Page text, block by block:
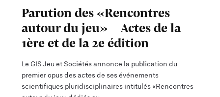
Parution des «Rencontres
autour du jeu» - Actes de la
1ère et de la 2e édition
Le GIS Jeu et Sociétés annonce la publication du
premier opus des actes de ses événements
scientifiques pluridisciplinaires intitulés «Rencontres